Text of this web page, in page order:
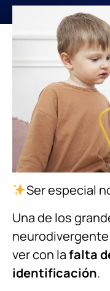
Ser especial
Una de los
ver con lafalta
identificación.